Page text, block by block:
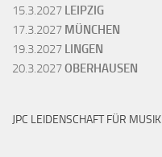
15.3.2027 LEIPZIG
17.3.2027 MÜNCHEN
19.3.2027 LINGEN
20.3.2027OBERHAUSEN
JPC LEIDENSCHAFT FÜR MUSIK